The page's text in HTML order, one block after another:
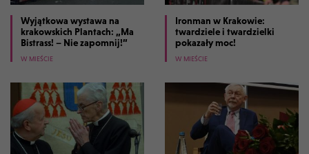
Wyjątkowa wystawa na
krakowskich Plantach: „Ma
Bistrass! – Nie zapomnij!”
W MIEŚCIE
Ironman w Krakowie:
twardziele i twardzielki
pokazały moc!
W MIEŚCIE